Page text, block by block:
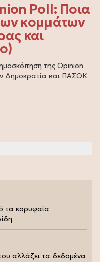
Poll: Ποια
κομμάτων
και
της Opinion
Δημοκρατία και ΠΑΣΟΚ
τα κορυφαία
αλλάζει τα δεδομένα